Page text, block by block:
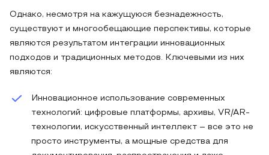
Однако, несмотря на кажущуюся безнадежность,
существуют и многообещающие перспективы, которые
являются результатом интеграции инновационных
подходов и традиционных методов. Ключевыми из них
являются:
Инновационное использование современных
технологий: цифровые платформы, архивы, VR/AR-
технологии, искусственный интеллект – все это не
просто инструменты, а мощные средства для